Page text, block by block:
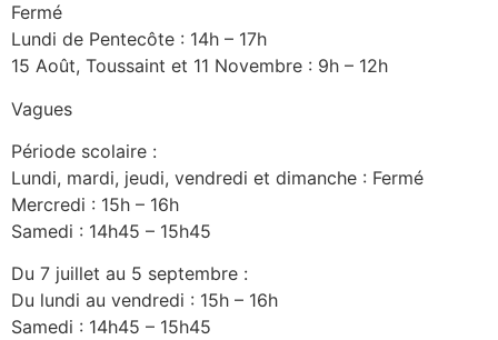
Fermé
Lundi de Pentecôte : 14h – 17h
15 Août, Toussaint et 11 Novembre : 9h – 12h
Vagues
Période scolaire :
Lundi, mardi, jeudi, vendredi et dimanche : Fermé
Mercredi : 15h – 16h
Samedi : 14h45 – 15h45
Du 7 juillet au 5 septembre :
Du lundi au vendredi : 15h – 16h
Samedi : 14h45 – 15h45